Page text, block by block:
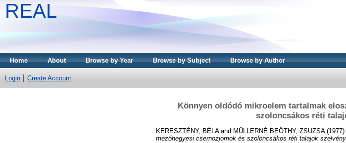
REAL
Home About Browse by Year Browse by Subject Browse by Author
Login Create Account
Könnyen oldódó mikroelem tartalmak
szoloncsákos réti
KERESZTÉNY, BÉLAand MÜLLERNÉ BEÖTHY, ZSUZSA(1977)
mezőhegyesi csernozjomok és szoloncsákos réti talajok